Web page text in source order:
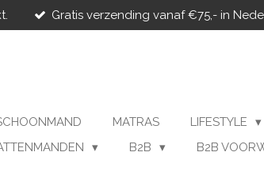
Gratis verzending vanaf €75,- in
MATRAS LIFESTYLE
B2B B2B